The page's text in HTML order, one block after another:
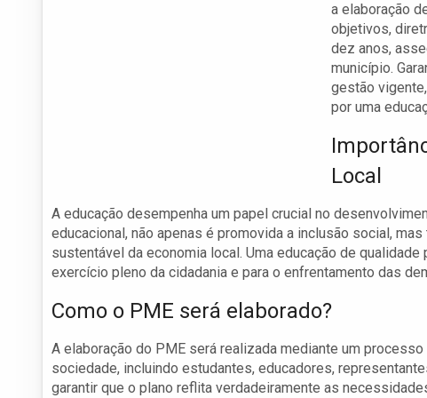
a elaboração
objetivos,
dez anos,
município.
gestão
por uma
Local
A educação desempenha um papel crucial no
educacional, não apenas é promovida a inclusão social,
sustentável da economia local. Uma educação de
exercício pleno da cidadania e para o enfrentamento das
Como o PME será elaborado?
A elaboração do PME será realizada mediante um
sociedade, incluindo estudantes, educadores,
garantir que o plano reflita verdadeiramente as